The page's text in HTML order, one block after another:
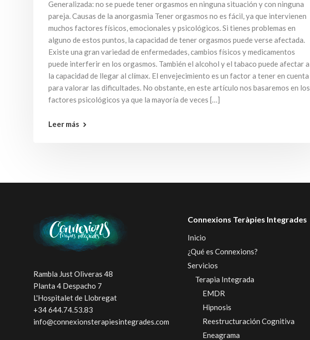
Generalizada: no se puede tener orgasmos en ninguna situación y con ninguna
pareja. Causas de la anorgasmia Tener orgasmos no es fácil, ya que intervienen
muchos factores físicos, emocionales y psicológicos. Si tienes problemas en
alguno de estos puntos, la capacidad de tener orgasmos puede verse afectada.
Existe una gran variedad de enfermedades, cambios físicos y medicamentos
puede interferir en los orgasmos. También el alcohol y el tabaco puede afectar a
la capacidad de llegar al clímax. El envejecimiento es un factor a tener en cuenta
para valorar las dificultades. No obstante, en este artículo nos basaremos en los
factores psicológicos ya que la mayoría de veces […]
Leer más
Rambla Just Oliveras 48
Planta 4 Despacho 7
L'Hospitalet de Llobregat
+34 644.74.53.83
info@connexionsterapiesintegrades.com
Connexions Teràpies Integrades
Inicio
¿Qué es Connexions?
Servicios
Terapia Integrada
EMDR
Hipnosis
Reestructuración Cognitiva
Eneagrama